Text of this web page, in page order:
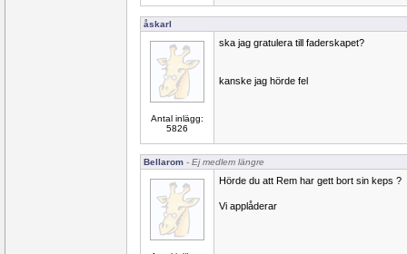
åskarl
Antal inlägg:
5826
ska jag gratulera till faderskapet?
kanske jag hörde fel
Bellarom - Ej medlem längre
Hörde du att Rem har gett bort sin keps ?
Vi applåderar